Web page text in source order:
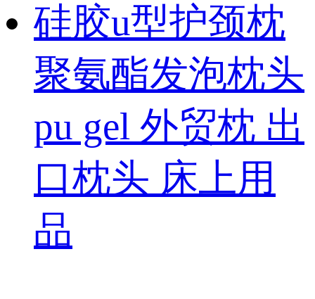
硅胶u型护颈枕
聚氨酯发泡枕头
pu gel 外贸枕 出
口枕头 床上用
品